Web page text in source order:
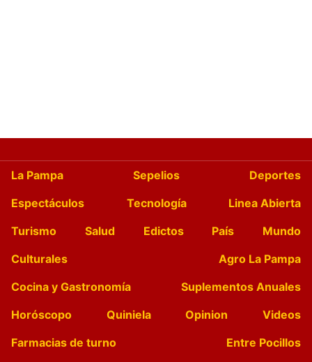
La Pampa Sepelios
Deportes
Espectáculos
Tecnología
Linea Abierta
Turismo
Salud Edictos País
Mundo
Culturales
Agro La Pampa
Cocina y Gastronomía
Suplementos Anuales
Horóscopo
Quiniela Opinion
Videos
Farmacias de turno
Entre Pocillos